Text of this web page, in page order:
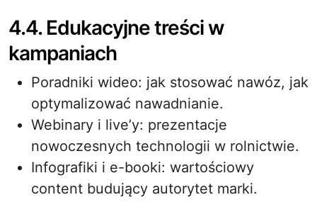
4.4. Edukacyjne treści w
kampaniach
Poradniki wideo: jak stosować nawóz, jak
optymalizować nawadnianie.
Webinary i live’y: prezentacje
nowoczesnych technologii w rolnictwie.
Infografiki i e-booki: wartościowy
content budujący autorytet marki.